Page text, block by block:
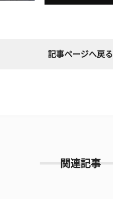
記事ページへ戻る
関連記事